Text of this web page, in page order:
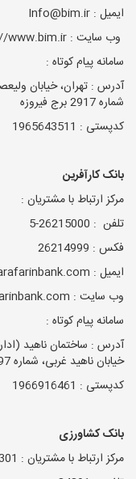
ایمیل : Info@bim.ir
وب سایت : http://www.bim.ir/
سامانه پیام کوتاه :
آدرس : تهران، خیابان
شماره 2917 برج فیروزه
کدپستی : 1965643511
بانک کارآفرین
مرکز ارتباط با مشتریان :
تلفن : 26215000-5
فکس : 26214999
ایمیل : info@karafarinbank.com
وب سایت : www.karafarinbank.com
سامانه پیام کوتاه :
آدرس : ساختمان ناهید
خیابان ناهید غربی، شماره 97
کدپستی : 1966916461
بانک کشاورزی
مرکز ارتباط با مشتریان : 81301